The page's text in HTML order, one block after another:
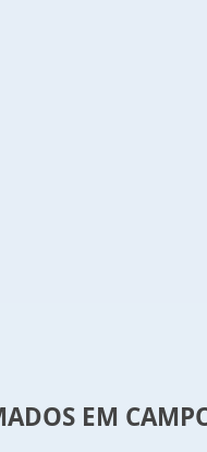
EM